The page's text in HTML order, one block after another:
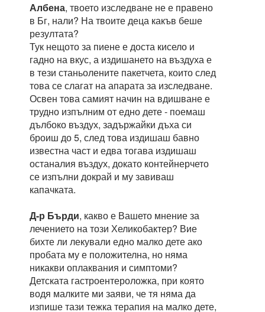
Албена, твоето изследване не е правено
в Бг, нали? На твоите деца какъв беше
резултата?
Тук нещото за пиене е доста кисело и
гадно на вкус, а издишането на въздуха е
в тези станьолените пакетчета, които след
това се слагат на апарата за изследване.
Освен това самият начин на вдишване е
трудно изпълним от едно дете - поемаш
дълбоко въздух, задържайки дъха си
броиш до 5, след това издишаш бавно
известна част и едва тогава издишаш
останалия въздух, докато контейнерчето
се изпълни докрай и му завиваш
капачката.
Д-р Бърди, какво е Вашето мнение за
лечението на този Хеликобактер? Вие
бихте ли лекували едно малко дете ако
пробата му е положителна, но няма
никакви оплаквания и симптоми?
Детската гастроентероложка, при която
водя малките ми заяви, че тя няма да
изпише тази тежка терапия на малко дете,